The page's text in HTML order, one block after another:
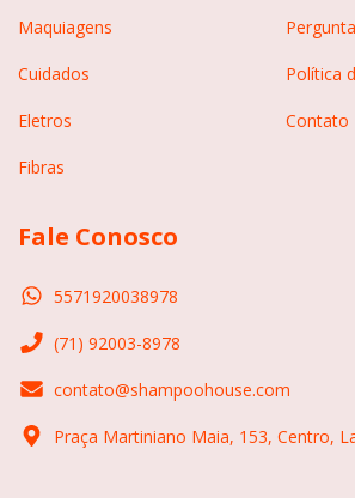
Maquiagens
Cuidados
Eletros
Fibras
Política
Contato
Fale Conosco
5571920038978
(71) 92003-8978
contato@shampoohouse.com
Praça Martiniano Maia, 153, Centro,